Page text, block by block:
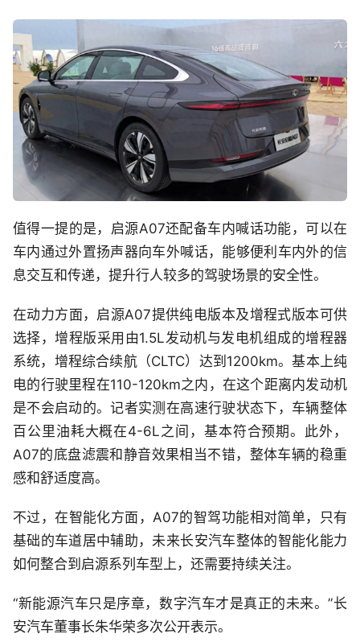
值得一提的是，启源A07还配备车内喊话功能，可以在
车内通过外置扬声器向车外喊话，能够便利车内外的信
息交互和传递，提升行人较多的驾驶场景的安全性。
在动力方面，启源A07提供纯电版本及增程式版本可供
选择，增程版采用由1.5L发动机与发电机组成的增程器
系统，增程综合续航（CLTC）达到1200km。基本上纯
电的行驶里程在110-120km之内，在这个距离内发动机
是不会启动的。记者实测在高速行驶状态下，车辆整体
百公里油耗大概在4-6L之间，基本符合预期。此外，
A07的底盘滤震和静音效果相当不错，整体车辆的稳重
感和舒适度高。
不过，在智能化方面，A07的智驾功能相对简单，只有
基础的车道居中辅助，未来长安汽车整体的智能化能力
如何整合到启源系列车型上，还需要持续关注。
“新能源汽车只是序章，数字汽车才是真正的未来。”长
安汽车董事长朱华荣多次公开表示。